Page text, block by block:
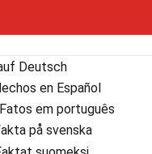
Deutsch
en Español
em português
på svenska